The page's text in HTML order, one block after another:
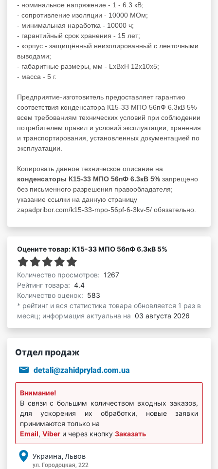
- номинальное напряжение - 1 - 6.3 кВ;
- сопротивление изоляции - 10000 МОм;
- минимальная наработка - 10000 ч;
- гарантийный срок хранения - 15 лет;
- корпус - защищённый неизолированный с ленточными
выводами;
- габаритные размеры, мм - LxBxH 12x10x5;
- масса - 5 г.
Предприятие-изготовитель предоставляет гарантию
соответствия конденсатора К15-33 МПО 56пФ 6.3кВ 5%
всем требованиям технических условий при соблюдении
потребителем правил и условий эксплуатации, хранения
и транспортирования, установленных документацией по
эксплуатации.
Копировать данное техническое описание на
конденсаторы К15-33 МПО 56пФ 6.3кВ 5% запрещено
без письменного разрешения правообладателя;
указание ссылки на данную страницу
zapadpribor.com/k15-33-mpo-56pf-6-3kv-5/ обязательно.
Оцените товар: К15-33 МПО 56пФ 6.3кВ 5%
Количество просмотров: 1267
Рейтинг товара: 4.4
Количество оценок: 583
* рейтинг и вся статистика товара обновляется 1 раз в
месяц; информация актуальна на 03 августа 2026
Отдел продаж
detali@zahidprylad.com.ua
Внимание!
В связи с большим количеством входных заказов,
для ускорения их обработки, новые заявки
принимаются только на
Email, Viber и через кнопку Заказать
Украина, Львов
ул. Городоцкая, 222